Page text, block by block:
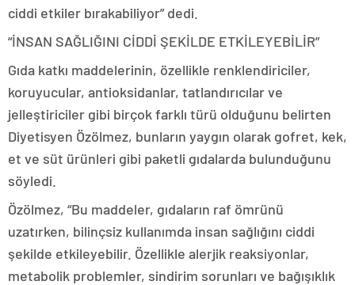
ciddi etkiler bırakabiliyor” dedi.
“İNSAN SAĞLIĞINI CİDDİ ŞEKİLDE ETKİLEYEBİLİR”
Gıda katkı maddelerinin, özellikle renklendiriciler,
koruyucular, antioksidanlar, tatlandırıcılar ve
jelleştiriciler gibi birçok farklı türü olduğunu belirten
Diyetisyen Özölmez, bunların yaygın olarak gofret, kek,
et ve süt ürünleri gibi paketli gıdalarda bulunduğunu
söyledi.
Özölmez, “Bu maddeler, gıdaların raf ömrünü
uzatırken, bilinçsiz kullanımda insan sağlığını ciddi
şekilde etkileyebilir. Özellikle alerjik reaksiyonlar,
metabolik problemler, sindirim sorunları ve bağışıklık